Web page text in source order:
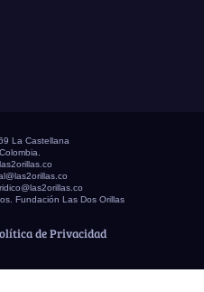
La Castellana
Fundación Las Dos Orillas
de Privacidad